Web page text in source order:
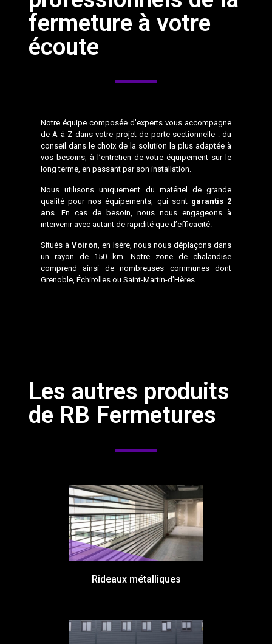
fermeture à votre
écoute
Notre équipe composée d’experts vous accompagne
de A à Z dans votre projet de porte sectionnelle : du
conseil dans le choix de la solution la plus adaptée à
vos besoins, à l’entretien de votre équipement sur le
long terme, en passant par son installation.
Nous utilisons uniquement du matériel de grande
qualité pour nos équipements, qui sont garantis 2
ans. En cas de besoin, nous nous engageons à
intervenir avec autant de rapidité que d’efficacité.
Situés à Voiron , en Isère, nous nous déplaçons dans
un rayon de 150 km. Notre zone de chalandise
comprend ainsi de nombreuses communes dont
Grenoble, Échirolles ou Saint-Martin-d’Hères.
Les autres produits
de RB Fermetures
Rideaux métalliques